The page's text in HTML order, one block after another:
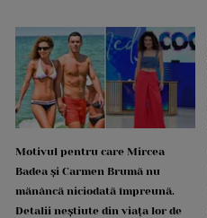
Motivul pentru care Mircea
Badea și Carmen Brumă nu
mănâncă niciodată împreună.
Detalii neștiute din viața lor de